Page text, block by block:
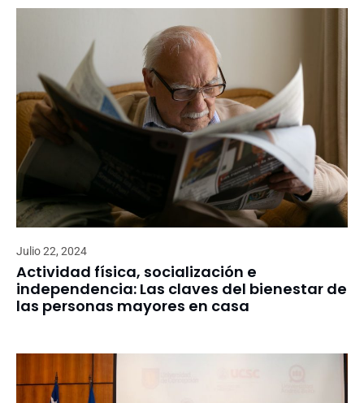
Julio 22, 2024
Actividad física, socialización e
independencia: Las claves del bienestar de
las personas mayores en casa